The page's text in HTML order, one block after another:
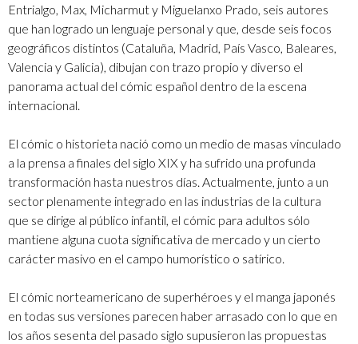
Entrialgo, Max, Micharmut y Miguelanxo Prado, seis autores
que han logrado un lenguaje personal y que, desde seis focos
geográficos distintos (Cataluña, Madrid, País Vasco, Baleares,
Valencia y Galicia), dibujan con trazo propio y diverso el
panorama actual del cómic español dentro de la escena
internacional.
El cómic o historieta nació como un medio de masas vinculado
a la prensa a finales del siglo XIX y ha sufrido una profunda
transformación hasta nuestros días. Actualmente, junto a un
sector plenamente integrado en las industrias de la cultura
que se dirige al público infantil, el cómic para adultos sólo
mantiene alguna cuota significativa de mercado y un cierto
carácter masivo en el campo humorístico o satírico.
El cómic norteamericano de superhéroes y el manga japonés
en todas sus versiones parecen haber arrasado con lo que en
los años sesenta del pasado siglo supusieron las propuestas